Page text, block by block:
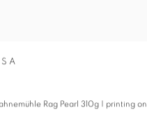
Rag Pearl 310g | printing